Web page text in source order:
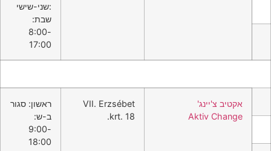
:שני-שישי
שבת:
8:00-
17:00
אקטיב צ'יינג'
Aktiv Change
VII. Erzsébet
krt. 18.
ראשון: סגור
ב-ש:
9:00-
18:00